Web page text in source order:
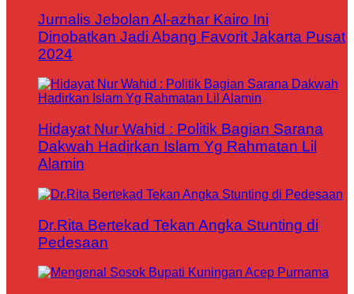
Jurnalis Jebolan Al-azhar Kairo Ini
Dinobatkan Jadi Abang Favorit Jakarta Pusat
2024
Hidayat Nur Wahid : Politik Bagian Sarana
Dakwah Hadirkan Islam Yg Rahmatan Lil
Alamin
Dr.Rita Bertekad Tekan Angka Stunting di
Pedesaan